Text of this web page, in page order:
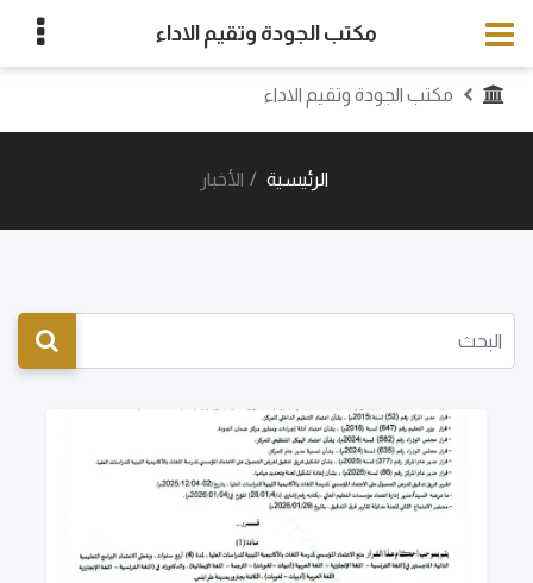
مكتب الجودة وتقيم الاداء
مكتب الجودة وتقيم الاداء
الرئيسية الأخبار